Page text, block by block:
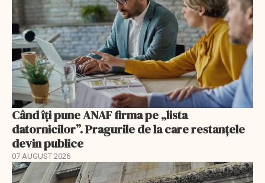
Când îți pune ANAF firma pe „lista
datornicilor”. Pragurile de la care restanțele
devin publice
07 AUGUST 2026